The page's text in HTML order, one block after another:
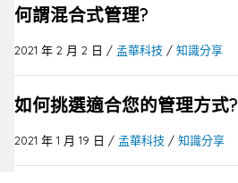
何謂混合式管理?
2021 年 2 月 2 日 / 孟華科技 /知識分享
如何挑選適合您的管理方式?
2021 年 1 月 19 日 / 孟華科技 /知識分享